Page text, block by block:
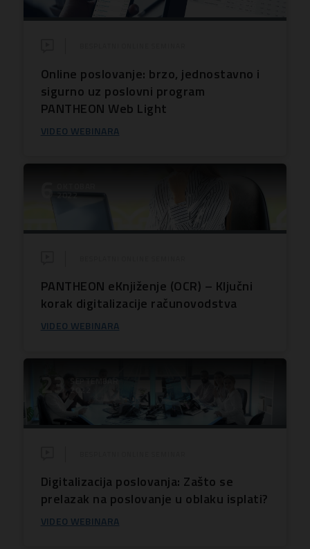
Online poslovanje: brzo, jednostavno i
sigurno uz poslovni program
PANTHEON Web Light
VIDEO WEBINARA
PANTHEON eKnjiženje (OCR) – Ključni
korak digitalizacije računovodstva
VIDEO WEBINARA
23
Digitalizacija poslovanja: Zašto se
prelazak na poslovanje u oblaku isplati?
VIDEO WEBINARA